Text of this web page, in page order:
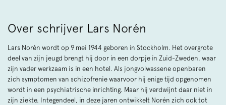
Over schrijver Lars Norén
Lars Norén wordt op 9 mei 1944 geboren in Stockholm. Het overgrote
deel van zijn jeugd brengt hij door in een dorpje in Zuid-Zweden, waar
zijn vader werkzaam is in een hotel. Als jongvolwassene openbaren
zich symptomen van schizofrenie waarvoor hij enige tijd opgenomen
wordt in een psychiatrische inrichting. Maar hij verdwijnt daar niet in
zijn ziekte. Integendeel, in deze jaren ontwikkelt Norén zich ook tot